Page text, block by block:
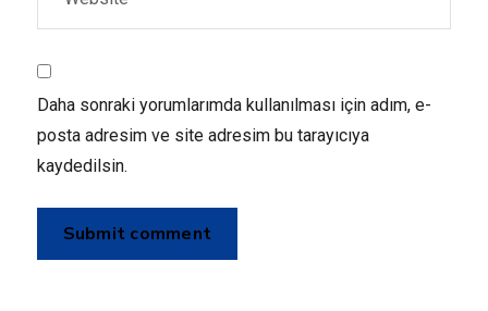
Daha sonraki yorumlarımda kullanılması için adım, e-
posta adresim ve site adresim bu tarayıcıya
kaydedilsin.